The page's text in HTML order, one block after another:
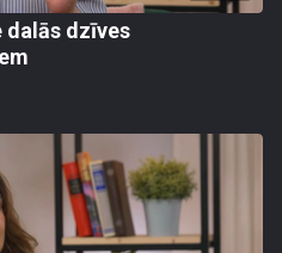
dalās dzīves